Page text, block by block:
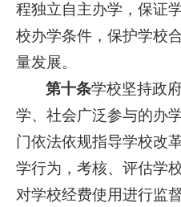
程独立自主办学，保证
校办学条件，保护学校
量发展。
第十条学校坚持政
学、社会广泛参与的办
门依法依规指导学校改
学行为，考核、评估学
对学校经费使用进行监督